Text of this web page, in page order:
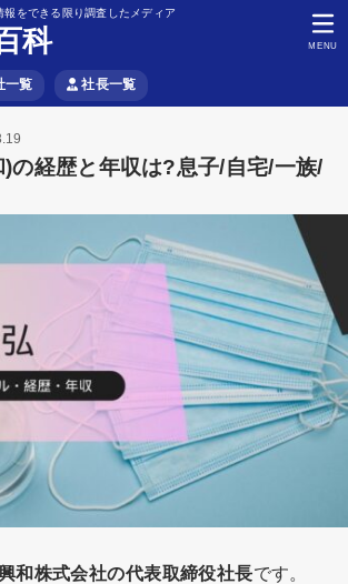
をできる限り調査したメディア
科
一覧 社長一覧
MENU
の経歴と年収は?息子/自宅/一族/
和株式会社の代表取締役社長です。